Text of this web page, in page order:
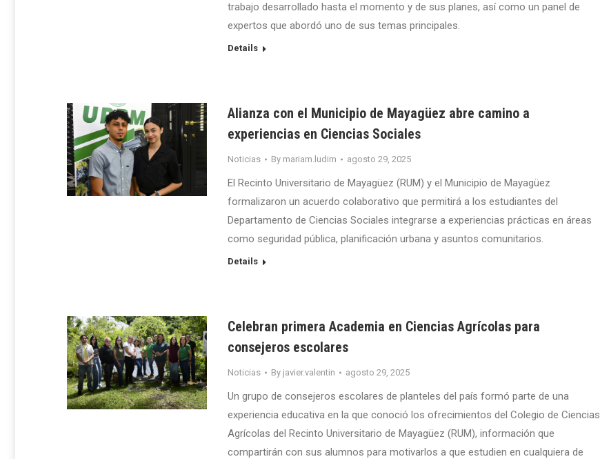
trabajo desarrollado hasta el momento y de sus planes, así como un panel de
expertos que abordó uno de sus temas principales.
Details
Alianza con el Municipio de Mayagüez abre camino a
experiencias en Ciencias Sociales
Noticias By mariam.ludim agosto 29, 2025
El Recinto Universitario de Mayagüez (RUM) y el Municipio de Mayagüez
formalizaron un acuerdo colaborativo que permitirá a los estudiantes del
Departamento de Ciencias Sociales integrarse a experiencias prácticas en áreas
como seguridad pública, planificación urbana y asuntos comunitarios.
Details
Celebran primera Academia en Ciencias Agrícolas para
consejeros escolares
Noticias By javier.valentin agosto 29, 2025
Un grupo de consejeros escolares de planteles del país formó parte de una
experiencia educativa en la que conoció los ofrecimientos del Colegio de Ciencias
Agrícolas del Recinto Universitario de Mayagüez (RUM), información que
compartirán con sus alumnos para motivarlos a que estudien en cualquiera de